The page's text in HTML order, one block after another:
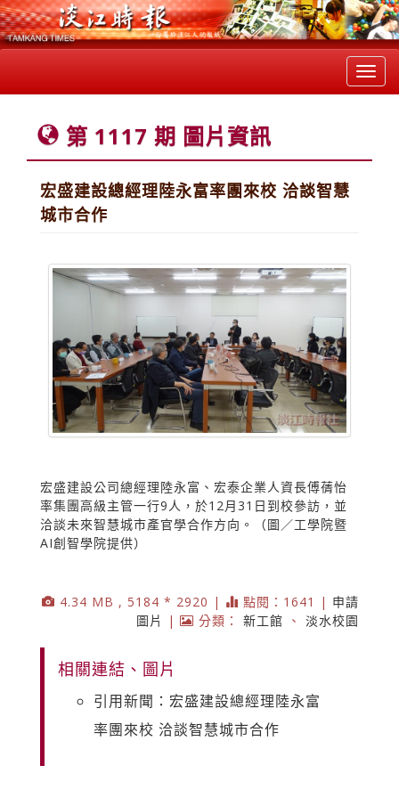
第 1117 期 圖片資訊
宏盛建設總經理陸永富率團來校 洽談智慧
城市合作
宏盛建設公司總經理陸永富、宏泰企業人資長傅蒨怡
率集團高級主管一行9人，於12月31日到校參訪，並
洽談未來智慧城市產官學合作方向。（圖／工學院暨
AI創智學院提供）
4.34 MB , 5184 * 2920 | 點閱：1641 | 申請
圖片
| 分類： 新工館 、 淡水校園
相關連結、圖片
引用新聞：宏盛建設總經理陸永富
率團來校 洽談智慧城市合作